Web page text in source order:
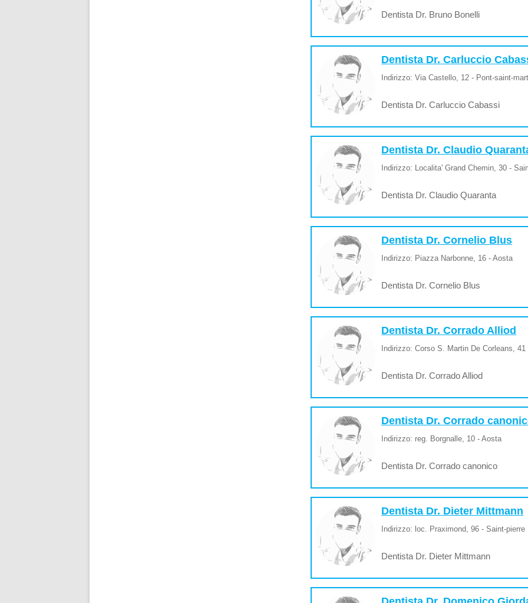
Dentista Dr. Bruno Bonelli
Dentista Dr. Carluccio
Indirizzo: Via Castello, 12 - Pont-saint-
Dentista Dr. Carluccio Cabassi
Dentista Dr. Claudio
Indirizzo: Localita' Grand Chemin, 30 -
Dentista Dr. Claudio Quaranta
Dentista Dr. Cornelio Blus
Indirizzo: Piazza Narbonne, 16 - Aosta
Dentista Dr. Cornelio Blus
Dentista Dr. Corrado Alliod
Indirizzo: Corso S. Martin De Corleans, 41
Dentista Dr. Corrado Alliod
Dentista Dr. Corrado
Indirizzo: reg. Borgnalle, 10 - Aosta
Dentista Dr. Corrado canonico
Dentista Dr. Dieter Mittmann
Indirizzo: loc. Praximond, 96 - Saint-pierre
Dentista Dr. Dieter Mittmann